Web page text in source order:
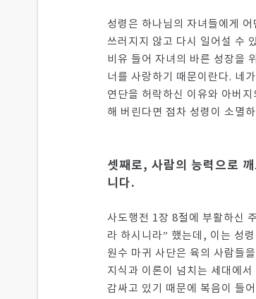
성령은 하나님의 자녀들에게
쓰러지지 않고 다시 일어설 수
비유 들어 자녀의 바른 성장을
너를 사랑하기 때문이란다. 네
연단을 허락하신 이유와 아버
해 버린다면 점차 성령이 소멸
셋째로, 사람의 능력으로
니다.
사도행전 1장 8절에 부활하신
라 하시니라” 했는데, 이는 성
원수 마귀 사단은 육의 사람들
지식과 이론이 넘치는 세대에
감싸고 있기 때문에 복음이 들